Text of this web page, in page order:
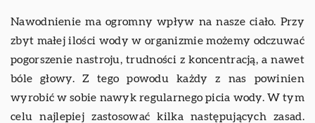
Nawodnienie ma ogromny wpływ na nasze ciało. Przy
zbyt małej ilości wody w organizmie możemy odczuwać
pogorszenie nastroju, trudności z koncentracją, a nawet
bóle głowy. Z tego powodu każdy z nas powinien
wyrobić w sobie nawyk regularnego picia wody. W tym
celu najlepiej zastosować kilka następujących zasad.